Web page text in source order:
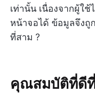
เท่านั้น เนื่องจากผู้ใ
หน้าจอได้ ข้อมูลจึงถู
ที่สาม ?
คุณสมบัติที่ดีที่